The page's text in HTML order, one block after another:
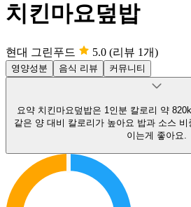
치킨마요덮밥
현대 그린푸드 5.0 (리뷰 1개)
영양성분 음식 리뷰 커뮤니티
요약 치킨마요덮밥은 1인분 칼로리 약
같은 양 대비 칼로리가 높아요 밥과 소스
이는게 좋아요.